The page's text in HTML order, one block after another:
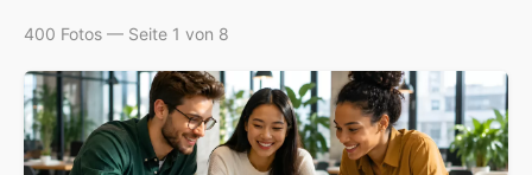
400 Fotos — Seite 1 von 8